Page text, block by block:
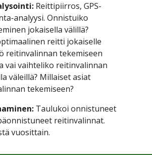
Reittipiirros, GPS-
analyysi. Onnistuiko
jokaisella välillä?
reitti jokaiselle
reitinvalinnan tekemiseen
vai vaihteliko reitinvalinnan
väleillä? Millaiset asiat
tekemiseen?
Taulukoi onnistuneet
reitinvalinnat.
vuosittain.